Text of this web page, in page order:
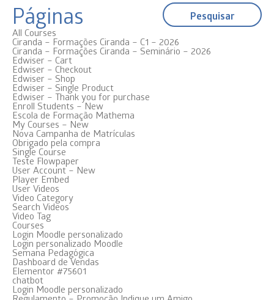
Páginas
All Courses
Ciranda – Formações Ciranda – C1 – 2026
Ciranda – Formações Ciranda – Seminário – 2026
Edwiser – Cart
Edwiser – Checkout
Edwiser – Shop
Edwiser – Single Product
Edwiser – Thank you for purchase
Enroll Students – New
Escola de Formação Mathema
My Courses – New
Nova Campanha de Matrículas
Obrigado pela compra
Single Course
Teste Flowpaper
User Account – New
Player Embed
User Videos
Video Category
Search Videos
Video Tag
Courses
Login Moodle personalizado
Login personalizado Moodle
Semana Pedagógica
Dashboard de Vendas
Elementor #75601
chatbot
Login Moodle personalizado